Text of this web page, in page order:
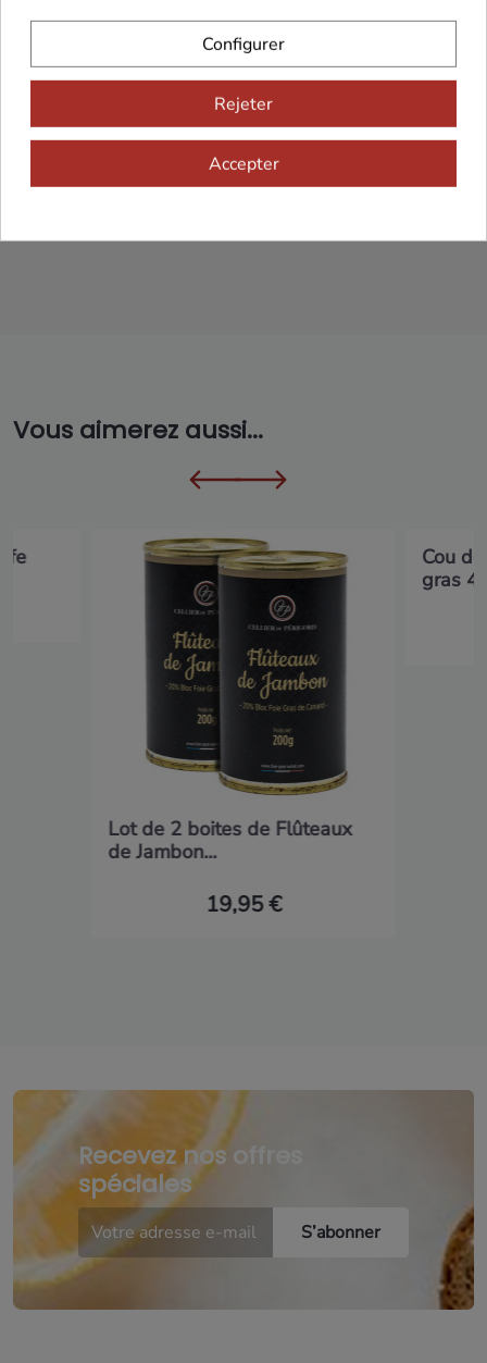
Vous aimerez aussi...
Lot de 2 boites de Flûteaux
de Jambon...
19,95 €
Cou
gras
Recevez nos offres
spéciales
Configurer
Rejeter
Accepter